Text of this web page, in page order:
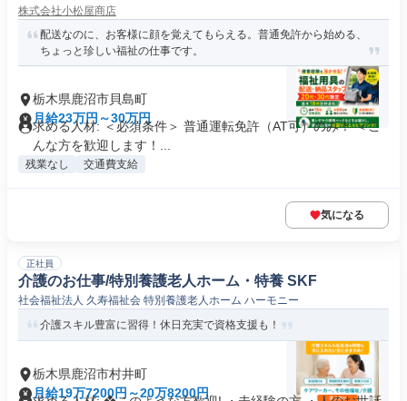
株式会社小松屋商店
配送なのに、お客様に顔を覚えてもらえる。普通免許から始める、
ちょっと珍しい福祉の仕事です。
栃木県鹿沼市貝島町
月給23万円～30万円
求める人材: ＜必須条件＞ 普通運転免許（AT可）のみ！ ＜こ
んな方を歓迎します！...
残業なし 交通費支給
気になる
正社員
介護のお仕事/特別養護老人ホーム・特養 SKF
社会福祉法人 久寿福祉会 特別養護老人ホーム ハーモニー
介護スキル豊富に習得！休日充実で資格支援も！
栃木県鹿沼市村井町
月給19万7200円～20万8200円